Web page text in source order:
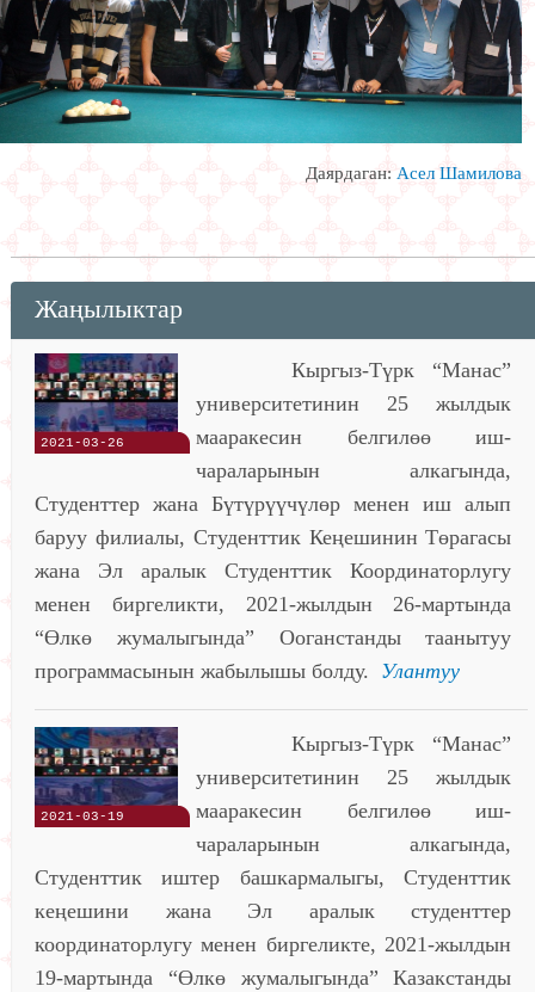
Даярдаган: Асел Шамилова
Жаңылыктар
2021-03-26
Кыргыз-Түрк “Манас”
университетинин 25 жылдык
мааракесин белгилөө иш-
чараларынын алкагында,
Студенттер жана Бүтүрүүчүлөр менен иш алып
баруу филиалы, Студенттик Кеңешинин Төрагасы
жана Эл аралык Студенттик Координаторлугу
менен биргеликти, 2021-жылдын 26-мартында
“Өлкө жумалыгында” Ооганстанды таанытуу
программасынын жабылышы болду. Улантуу
2021-03-19
Кыргыз-Түрк “Манас”
университетинин 25 жылдык
мааракесин белгилөө иш-
чараларынын алкагында,
Студенттик иштер башкармалыгы, Студенттик
кеңешини жана Эл аралык студенттер
координаторлугу менен биргеликте, 2021-жылдын
19-мартында “Өлкө жумалыгында” Казакстанды